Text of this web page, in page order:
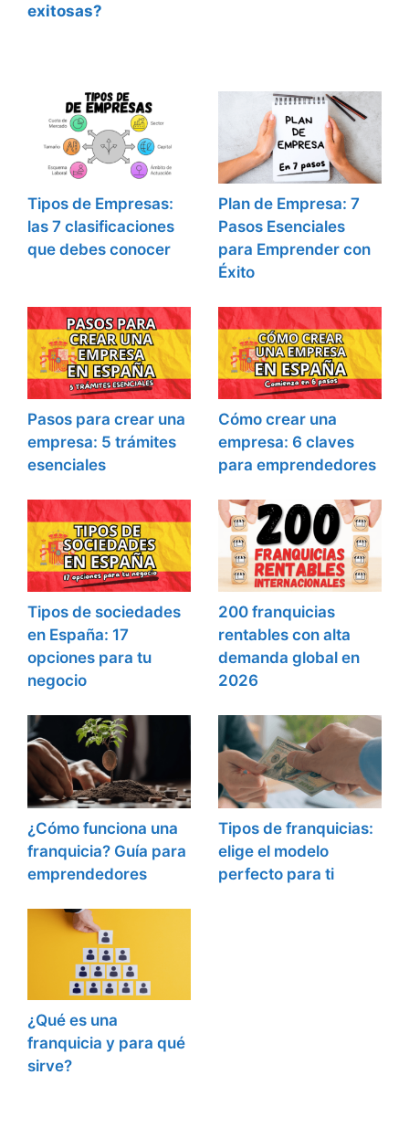
exitosas?
Tipos de Empresas:
las 7 clasificaciones
que debes conocer
Plan de Empresa: 7
Pasos Esenciales
para Emprender con
Éxito
Pasos para crear una
empresa: 5 trámites
esenciales
Cómo crear una
empresa: 6 claves
para emprendedores
Tipos de sociedades
en España: 17
opciones para tu
negocio
200 franquicias
rentables con alta
demanda global en
2026
¿Cómo funciona una
franquicia? Guía para
emprendedores
Tipos de franquicias:
elige el modelo
perfecto para ti
¿Qué es una
franquicia y para qué
sirve?